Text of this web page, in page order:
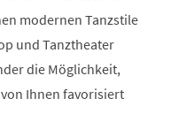
modernen Tanzstile
und Tanztheater
die Möglichkeit,
Ihnen favorisiert